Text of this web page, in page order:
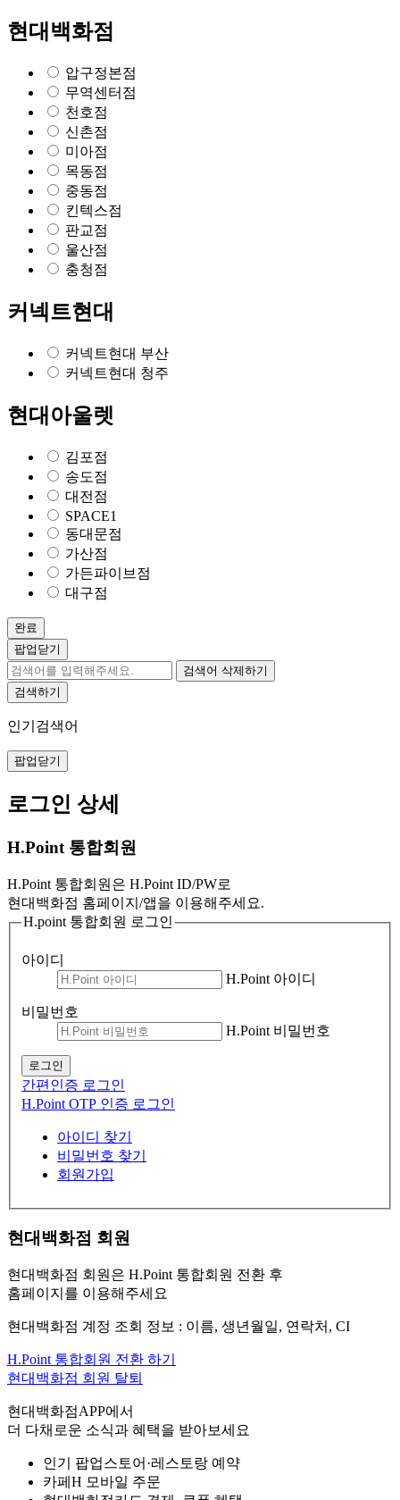
현대백화점
압구정본점
무역센터점
천호점
신촌점
미아점
목동점
중동점
킨텍스점
판교점
울산점
충청점
커넥트현대
커넥트현대 부산
커넥트현대 청주
현대아울렛
김포점
송도점
대전점
SPACE1
동대문점
가산점
가든파이브점
대구점
완료
팝업닫기
검색어 삭제하기
검색하기
인기검색어
팝업닫기
로그인 상세
H.Point 통합회원
H.Point 통합회원은 H.Point ID/PW로
현대백화점 홈페이지/앱을 이용해주세요.
H.point 통합회원 로그인
아이디
H.Point 아이디
비밀번호
H.Point 비밀번호
로그인
간편인증 로그인
H.Point OTP 인증 로그인
아이디 찾기
비밀번호 찾기
회원가입
현대백화점 회원
현대백화점 회원은 H.Point 통합회원 전환 후
홈페이지를 이용해주세요
현대백화점 계정 조회 정보 : 이름, 생년월일, 연락처, CI
H.Point 통합회원 전환 하기
현대백화점 회원 탈퇴
현대백화점APP에서
더 다채로운 소식과 혜택을 받아보세요
인기 팝업스토어·레스토랑 예약
카페H 모바일 주문